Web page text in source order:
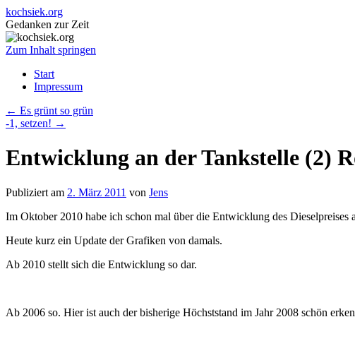
kochsiek.org
Gedanken zur Zeit
Zum Inhalt springen
Start
Impressum
← Es grünt so grün
-1, setzen! →
Entwicklung an der Tankstelle (2)
Publiziert am 2. März 2011 von Jens
Im Oktober 2010 habe ich schon mal über die Entwicklung des
Heute kurz ein Update der Grafiken von damals.
Ab 2010 stellt sich die Entwicklung so dar.
Ab 2006 so. Hier ist auch der bisherige Höchststand im Jahr 2008 schön